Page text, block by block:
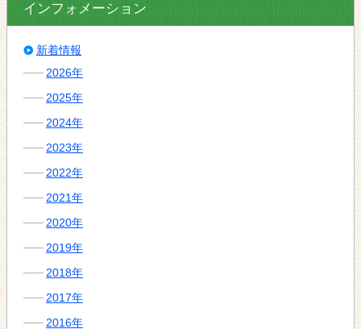
インフォメーション
新着情報
2026年
2025年
2024年
2023年
2022年
2021年
2020年
2019年
2018年
2017年
2016年